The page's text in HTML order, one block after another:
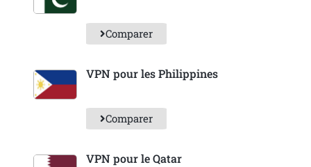
Comparer
VPN pour les Philippines
Comparer
VPN pour le Qatar